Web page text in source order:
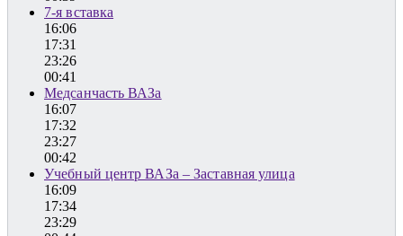
7-я вставка
16:06
17:31
23:26
00:41
Медсанчасть ВАЗа
16:07
17:32
23:27
00:42
Учебный центр ВАЗа – Заставная улица
16:09
17:34
23:29